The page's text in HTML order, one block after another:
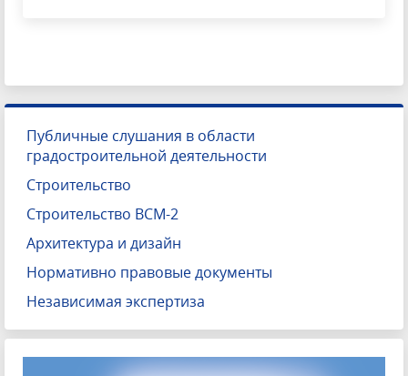
Публичные слушания в области
градостроительной деятельности
Строительство
Строительство ВСМ-2
Архитектура и дизайн
Нормативно правовые документы
Независимая экспертиза